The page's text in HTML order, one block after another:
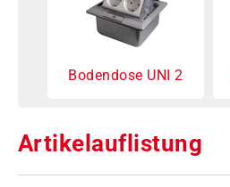
Bodendose UNI 2
Artikelauflistung